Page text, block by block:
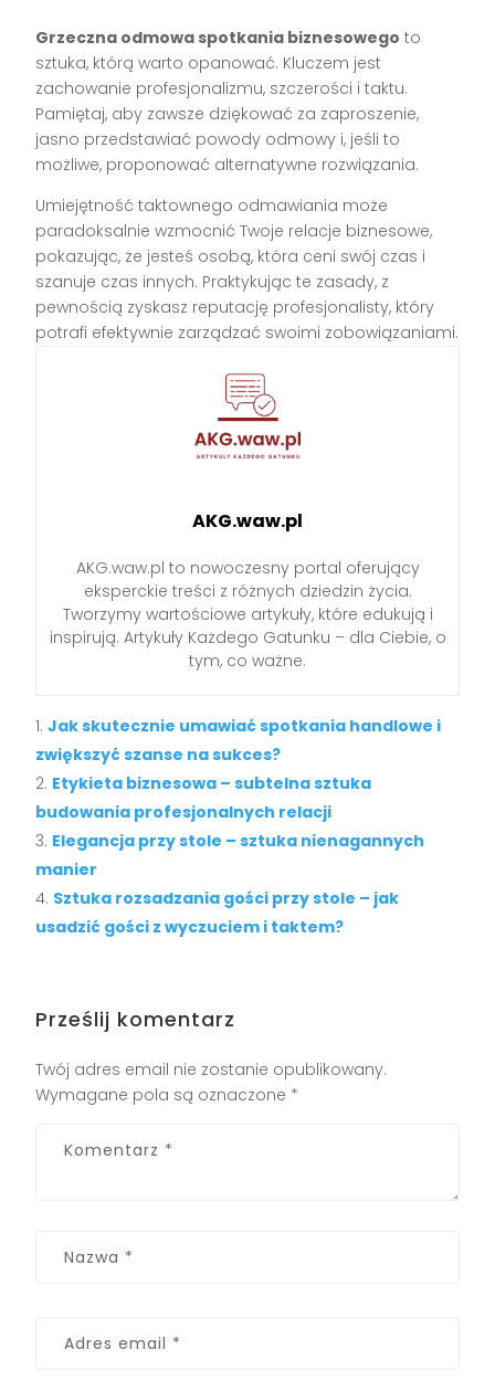
Grzeczna odmowa spotkania biznesowego to
sztuka, którą warto opanować. Kluczem jest
zachowanie profesjonalizmu, szczerości i taktu.
Pamiętaj, aby zawsze dziękować za zaproszenie,
jasno przedstawiać powody odmowy i, jeśli to
możliwe, proponować alternatywne rozwiązania.
Umiejętność taktownego odmawiania może
paradoksalnie wzmocnić Twoje relacje biznesowe,
pokazując, że jesteś osobą, która ceni swój czas i
szanuje czas innych. Praktykując te zasady, z
pewnością zyskasz reputację profesjonalisty, który
potrafi efektywnie zarządzać swoimi zobowiązaniami.
AKG.waw.pl
AKG.waw.pl to nowoczesny portal oferujący
eksperckie treści z różnych dziedzin życia.
Tworzymy wartościowe artykuły, które edukują i
inspirują. Artykuły Każdego Gatunku – dla Ciebie, o
tym, co ważne.
Jak skutecznie umawiać spotkania handlowe i
zwiększyć szanse na sukces?
Etykieta biznesowa – subtelna sztuka
budowania profesjonalnych relacji
Elegancja przy stole – sztuka nienagannych
manier
Sztuka rozsadzania gości przy stole – jak
usadzić gości z wyczuciem i taktem?
Prześlij komentarz
Twój adres email nie zostanie opublikowany.
Wymagane pola są oznaczone *